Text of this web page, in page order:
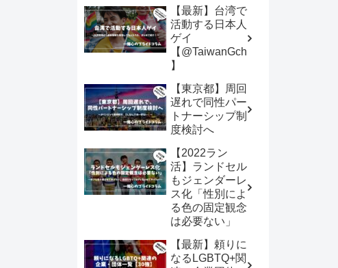
【最新】台湾で
活動する日本人
ゲイ
【@TaiwanGch
】
【東京都】周回
遅れで同性パー
トナーシップ制
度検討へ
【2022ラン
活】ランドセル
もジェンダーレ
ス化「性別によ
る色の固定観念
は必要ない」
【最新】頼りに
なるLGBTQ+関